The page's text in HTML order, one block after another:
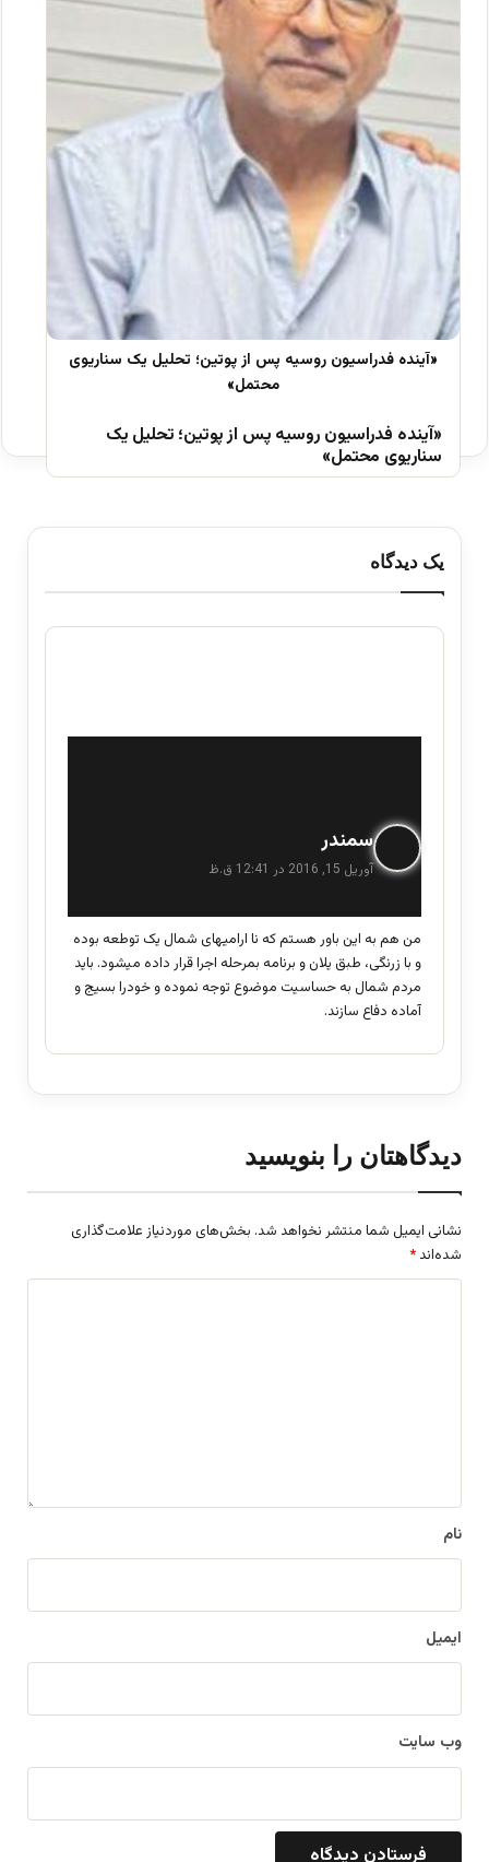
«آینده فدراسیون روسیه پس از پوتین؛ تحلیل یک
سناریوی محتمل»
یک دیدگاه
سمندر
ف
آوریل 15, 2016 در 12:41 ق.ظ
من هم به این باور هستم که نا ارامیهای شمال یک توطعه بوده
و با زرنگی، طبق یلان و برنامه بمرحله اجرا قرار داده میشود. باید
مردم شمال به حساسیت موضوع توجه نموده و خودرا بسیج و
آماده دفاع سازند.
دیدگاهتان را بنویسید
نشانی ایمیل شما منتشر نخواهد شد. بخش‌های موردنیاز علامت‌گذاری
شده‌اند *
نام
ایمیل
وب‌ سایت